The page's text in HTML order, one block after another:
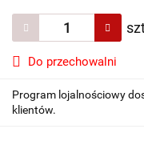
Do przechowalni
Program lojalnościowy
klientów.